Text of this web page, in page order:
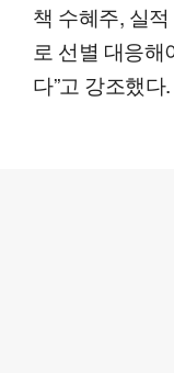
책 수혜주, 실
로 선별 대응해
다”고 강조했다.